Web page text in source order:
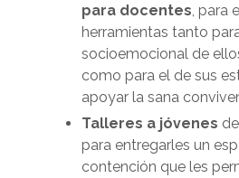
para docentes, para
herramientas tanto
socioemocional de
como para el de sus
apoyar la sana
Talleres a jóvenes
para entregarles un
contención que les